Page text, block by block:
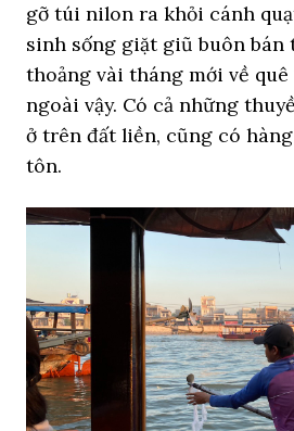
gỡ túi nilon ra khỏi cánh
sinh sống giặt giũ buôn
thoảng vài tháng mới về quê
ngoài vậy. Có cả những
ở trên đất liền, cũng có
tôn.